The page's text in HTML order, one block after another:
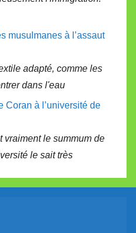
musulmanes à l’assaut
adapté, comme les
dans l'eau
Coran à l’université de
le summum de
le sait très